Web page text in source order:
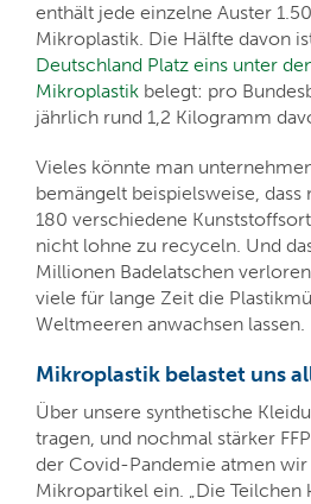
enthält jede einzelne Auster
Mikroplastik. Die Hälfte davon
Deutschland Platz eins unter
Mikroplastik belegt: pro
jährlich rund 1,2 Kilogramm
Vieles könnte man
bemängelt beispielsweise, dass
180 verschiedene
nicht lohne zu recyceln. Und
Millionen Badelatschen
viele für lange Zeit die
Weltmeeren anwachsen lassen.
Mikroplastik belastet uns
Über unsere synthetische
tragen, und nochmal stärker
der Covid-Pandemie atmen wir
Mikropartikel ein. „Die Teilchen